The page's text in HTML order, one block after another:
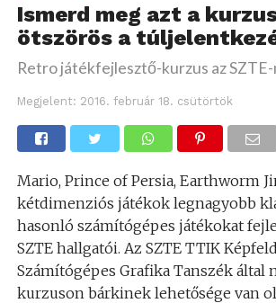
Ismerd meg azt a
ötszörös a
Retro játékfejlesztő-kurzus az SZTE-
Megjelent: 2016. február 18. csütörtök
Mario, Prince of Persia, Earthworm
kétdimenziós játékok legnagyobb
hasonló számítógépes játékokat
SZTE hallgatói. Az SZTE TTIK
Számítógépes Grafika Tanszék által
kurzuson bárkinek lehetősége van